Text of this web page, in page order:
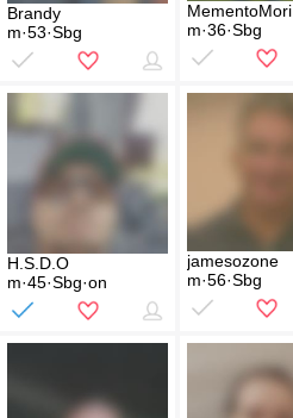
Brandy
m·53·Sbg
MementoMori
m·36·Sbg
H.S.D.O
m·45·Sbg·on
jamesozone
m·56·Sbg